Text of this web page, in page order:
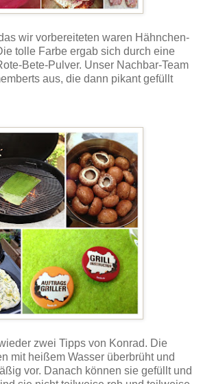
wir vorbereiteten waren Hähnchen-
tolle Farbe ergab sich durch eine
Bete-Pulver. Unser Nachbar-Team
aus, die dann pikant gefüllt
zwei Tipps von Konrad. Die
mit heißem Wasser überbrüht und
vor. Danach können sie gefüllt und